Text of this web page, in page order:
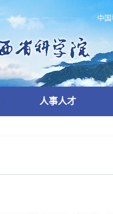
中
人事人才